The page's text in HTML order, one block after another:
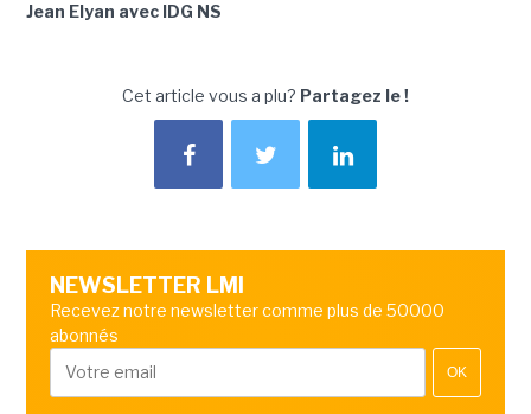
Jean Elyan avec IDG NS
Cet article vous a plu? Partagez le !
NEWSLETTER LMI
Recevez notre newsletter comme plus de 50000
abonnés
OK